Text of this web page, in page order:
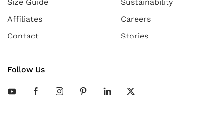
Size Guide
Affiliates
Contact
Sustainability
Careers
Stories
Follow Us